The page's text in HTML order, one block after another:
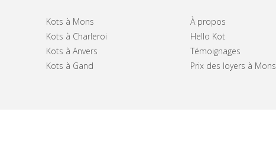
Kots à Mons
Kots à Charleroi
Kots à Anvers
Kots à Gand
À propos
Hello Kot
Témoignages
Prix des loyers à Mons